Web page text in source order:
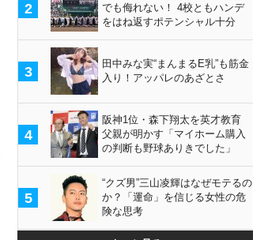
2
でも侮れない！ 4校ともハンデ
をはね返すポテンシャル十分
3
田中みな実“まんまるE乳”も筋金
入り！アッパレのあざとさ
4
阪神1位・森下翔太を英才教育
父親が明かす「マイホーム購入
の判断も野球ありきでした」
5
“クズ男”三山凌輝はなぜモテるの
か？「運命」を信じる女性の危
険な思考